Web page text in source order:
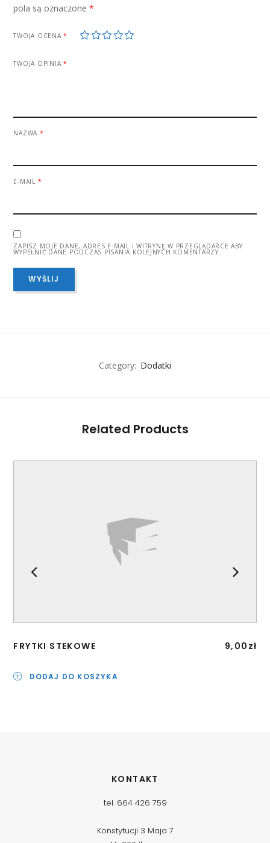
pola są oznaczone*
TWOJA OCENA* 1 2 3 4 5
TWOJA OPINIA*
NAZWA *
E-MAIL *
ZAPISZ MOJE DANE, ADRES E-MAIL I WITRYNĘ W PRZEGLĄDARCE ABY
WYPEŁNIĆ DANE PODCZAS PISANIA KOLEJNYCH KOMENTARZY.
Category: Dodatki
Related Products
FRYTKI STEKOWE 9,00 zł
DODAJ DO KOSZYKA
KONTAKT
tel. 664 426 759
Konstytucji 3 Maja 7